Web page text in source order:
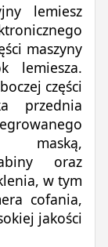
lemiesz
maszyny
lemiesza.
części
przednia
maską,
oraz
w tym
cofania,
jakości